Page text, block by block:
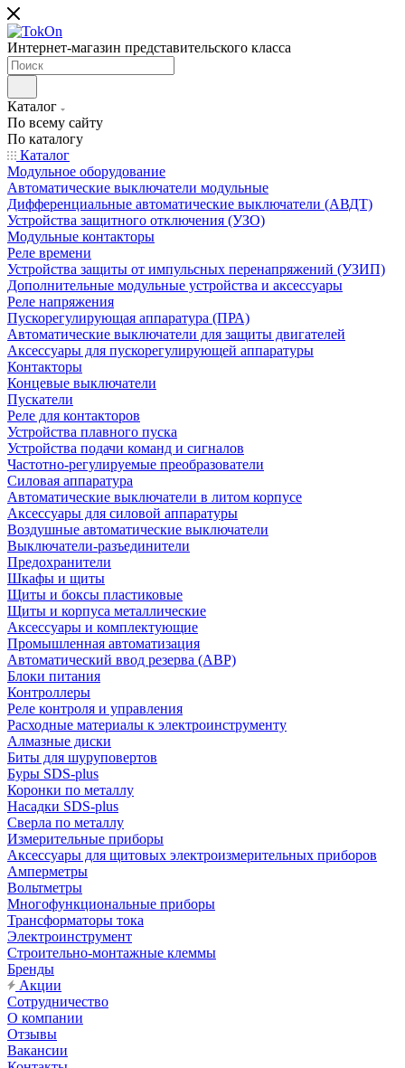
Интернет-магазин представительского класса
Каталог
По всему сайту
По каталогу
Каталог
Модульное оборудование
Автоматические выключатели модульные
Дифференциальные автоматические выключатели (АВДТ)
Устройства защитного отключения (УЗО)
Модульные контакторы
Реле времени
Устройства защиты от импульсных перенапряжений (УЗИП)
Дополнительные модульные устройства и аксессуары
Реле напряжения
Пускорегулирующая аппаратура (ПРА)
Автоматические выключатели для защиты двигателей
Аксессуары для пускорегулирующей аппаратуры
Контакторы
Концевые выключатели
Пускатели
Реле для контакторов
Устройства плавного пуска
Устройства подачи команд и сигналов
Частотно-регулируемые преобразователи
Силовая аппаратура
Автоматические выключатели в литом корпусе
Аксессуары для силовой аппаратуры
Воздушные автоматические выключатели
Выключатели-разъединители
Предохранители
Шкафы и щиты
Щиты и боксы пластиковые
Щиты и корпуса металлические
Аксессуары и комплектующие
Промышленная автоматизация
Автоматический ввод резерва (АВР)
Блоки питания
Контроллеры
Реле контроля и управления
Расходные материалы к электроинструменту
Алмазные диски
Биты для шуруповертов
Буры SDS-plus
Коронки по металлу
Насадки SDS-plus
Сверла по металлу
Измерительные приборы
Аксессуары для щитовых электроизмерительных приборов
Амперметры
Вольтметры
Многофункциональные приборы
Трансформаторы тока
Электроинструмент
Строительно-монтажные клеммы
Бренды
Акции
Сотрудничество
О компании
Отзывы
Вакансии